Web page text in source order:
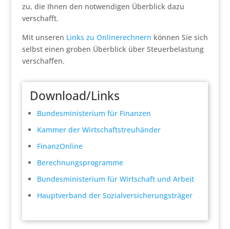
zu, die Ihnen den notwendigen Überblick dazu
verschafft.
Mit unseren Links zu Onlinerechnern können Sie sich
selbst einen groben Überblick über Steuerbelastung
verschaffen.
Download/Links
Bundesministerium für Finanzen
Kammer der Wirtschaftstreuhänder
FinanzOnline
Berechnungsprogramme
Bundesministerium für Wirtschaft und Arbeit
Hauptverband der Sozialversicherungsträger